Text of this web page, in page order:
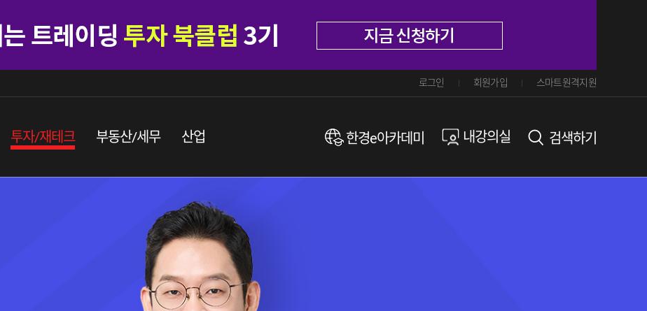
로그인 회원가입 스마트원격지원
투자/재테크 부동산/세무 산업 한경e아카데미 내강의실 검색하기